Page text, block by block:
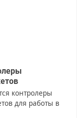
контролеры
для работы в